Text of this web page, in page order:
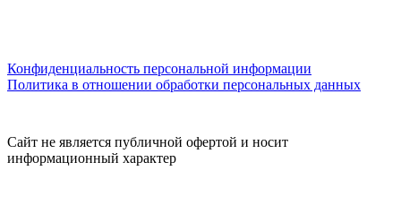
Конфиденциальность персональной информации
Политика в отношении обработки персональных данных
Сайт не является публичной офертой и носит
информационный характер